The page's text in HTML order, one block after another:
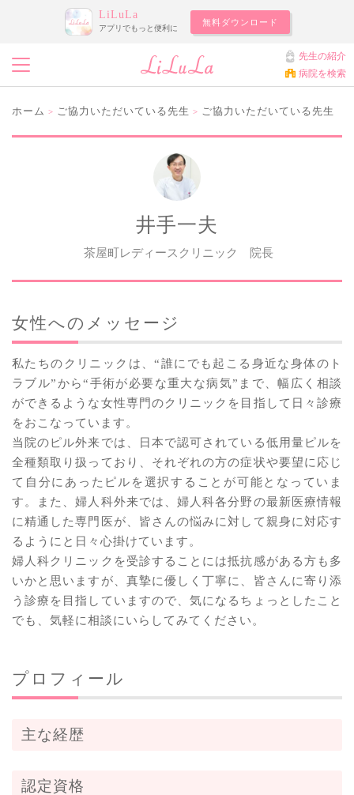
LiLuLa
アプリでもっと便利に
無料ダウンロード
先生の紹介
病院を検索
ホーム > ご協力いただいている先生 > ご協力いただいている先生
井手一夫
茶屋町レディースクリニック 院長
女性へのメッセージ
私たちのクリニックは、“誰にでも起こる身近な身体のト
ラブル”から“手術が必要な重大な病気”まで、幅広く相談
ができるような女性専門のクリニックを目指して日々診療
をおこなっています。
当院のピル外来では、日本で認可されている低用量ピルを
全種類取り扱っており、それぞれの方の症状や要望に応じ
て自分にあったピルを選択することが可能となっていま
す。また、婦人科外来では、婦人科各分野の最新医療情報
に精通した専門医が、皆さんの悩みに対して親身に対応す
るようにと日々心掛けています。
婦人科クリニックを受診することには抵抗感がある方も多
いかと思いますが、真摯に優しく丁寧に、皆さんに寄り添
う診療を目指していますので、気になるちょっとしたこと
でも、気軽に相談にいらしてみてください。
プロフィール
主な経歴
認定資格